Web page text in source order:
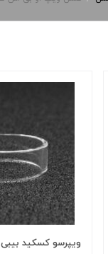
ویپرسو کسکید